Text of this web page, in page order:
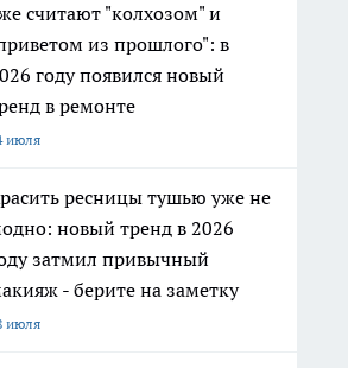
считают "колхозом" и
из прошлого": в
году появился новый
в ремонте
июля
ресницы тушью уже не
новый тренд в 2026
затмил привычный
- берите на заметку
июля